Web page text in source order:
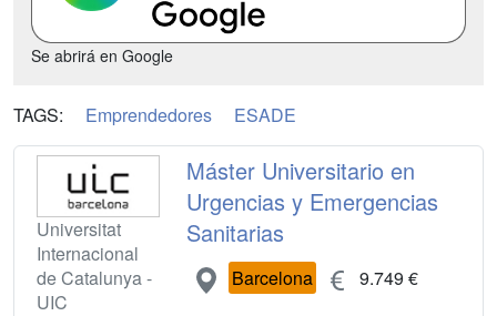
Se abrirá en Google
TAGS: Emprendedores ESADE
Universitat
Internacional
de Catalunya -
UIC
Máster Universitario en
Urgencias y Emergencias
Sanitarias
Barcelona 9.749 €